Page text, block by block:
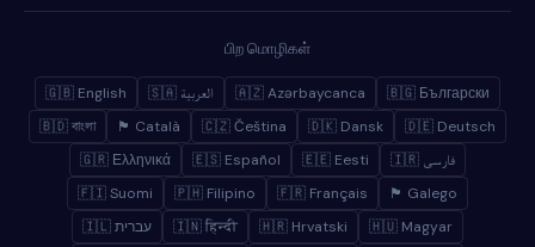
பிற மொழிகள்
🇬🇧 English 🇸🇦 العربية 🇦🇿 Azərbaycanca
🇧🇬 Български
🇧🇩 বাংলা
🏴 Català 🇨🇿 Čeština 🇩🇰 Dansk
🇩🇪 Deutsch
🇬🇷 Ελληνικά
🇪🇸 Español 🇪🇪 Eesti
🇮🇷 فارسی
🇫🇮 Suomi
🇵🇭 Filipino 🇫🇷 Français
🏴 Galego
🇮🇱 עברית
🇮🇳 हिन्दी 🇭🇷 Hrvatski
🇭🇺 Magyar